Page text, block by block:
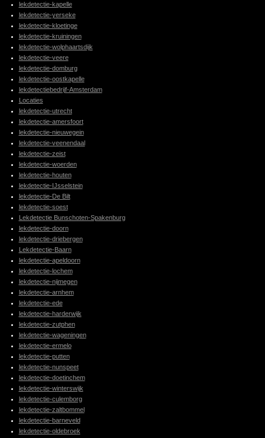
lekdetectie-kapelle
lekdetectie-yerseke
lekdetectie-kloetinge
lekdetectie-kruiningen
lekdetectie-wolphaartsdijk
lekdetectie-veere
lekdetectie-domburg
lekdetectie-oostkapelle
lekdetectiebedrijf-Amsterdam
Locaties
lekdetectie-utrecht
lekdetectie-amersfoort
lekdetectie-nieuwegein
lekdetectie-veenendaal
lekdetectie-zeist
lekdetectie-woerden
lekdetectie-houten
lekdetectie-IJsselstein
lekdetectie-De Bilt
lekdetectie-soest
Lekdetectie Bunschoten-Spakenburg
lekdetectie-doorn
lekdetectie-driebergen
Lekdetectie-Baarn
lekdetectie-apeldoorn
lekdetectie-lochem
lekdetectie-nijmegen
lekdetectie-arnhem
lekdetectie-ede
lekdetectie-harderwijk
lekdetectie-zutphen
lekdetectie-wageningen
lekdetectie-ermelo
lekdetectie-putten
lekdetectie-nunspeet
lekdetectie-doetinchem
lekdetectie-winterswijk
lekdetectie-culemborg
lekdetectie-zaltbommel
lekdetectie-barneveld
lekdetectie-oldebroek